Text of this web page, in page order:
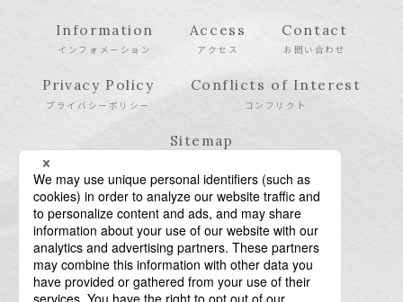
Information
インフォメーション
Access
アクセス
Contact
お問い合わせ
Privacy Policy
プライバシーポリシー
Conflicts of Interest
コンフリクト
Sitemap